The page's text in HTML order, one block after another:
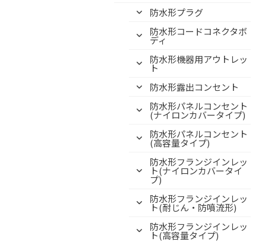
防水形プラグ
防水形コードコネクタボ
ディ
防水形機器用アウトレッ
ト
防水形露出コンセント
防水形パネルコンセント
(ナイロンカバータイプ)
防水形パネルコンセント
(高容量タイプ)
防水形フランジインレッ
ト(ナイロンカバータイ
プ)
防水形フランジインレッ
ト(耐じん・防噴流形)
防水形フランジインレッ
ト(高容量タイプ)